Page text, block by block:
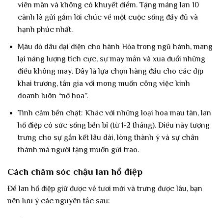
viên mãn và không có khuyết điểm. Tặng máng lan 10
cành là gửi gắm lời chúc về một cuộc sống đầy đủ và
hạnh phúc nhất.
Màu đỏ dâu đại diện cho hành Hỏa trong ngũ hành, mang
lại năng lượng tích cực, sự may mắn và xua đuổi những
điều không may. Đây là lựa chọn hàng đầu cho các dịp
khai trương, tân gia với mong muốn công việc kinh
doanh luôn “nở hoa”.
Tình cảm bền chặt: Khác với những loại hoa mau tàn, lan
hồ điệp có sức sống bền bỉ (từ 1-2 tháng). Điều này tượng
trưng cho sự gắn kết lâu dài, lòng thành ý và sự chân
thành mà người tặng muốn gửi trao.
Cách chăm sóc chậu lan hồ điệp
Để lan hồ điệp giữ được vẻ tươi mới và trưng được lâu, bạn
nên lưu ý các nguyên tắc sau: